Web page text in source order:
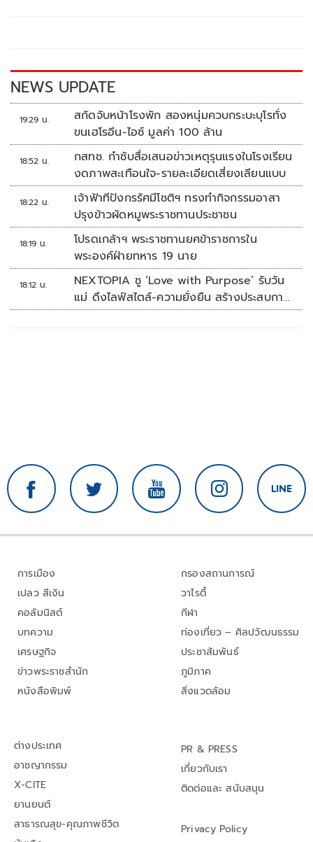
k k
NEWS UPDATE
19:29 น.
สกัดจับหน้าโรงพัก สองหนุ่มควบกระบะบุโรทั่ง
ขนเฮโรอีน-ไอซ์ มูลค่า 100 ล้าน
18:52 น.
กสทช. กำชับสื่อเสนอข่าวเหตุรุนแรงในโรงเรียน
งดภาพสะเทือนใจ-รายละเอียดเสี่ยงเลียนแบบ
18:22 น.
เจ้าฟ้าทีปังกรรัศมีโชติฯ ทรงทำกิจกรรมอาสา
ปรุงข้าวผัดหมูพระราชทานประชาชน
18:19 น.
โปรดเกล้าฯ พระราชทานยศข้าราชการใน
พระองค์ฝ่ายทหาร 19 นาย
18:12 น.
NEXTOPIA ชู ‘Love with Purpose’ รับวัน
แม่ ดึงไลฟ์สไตล์-ความยั่งยืน สร้างประสบกา
รณ์ช้อปปิงมีความหมาย
การเมือง
เปลว สีเงิน
คอลัมนิสต์
บทความ
เศรษฐกิจ
ข่าวพระราชสำนัก
หนังสือพิมพ์
กรองสถานการณ์
วาไรตี้
กีฬา
ท่องเที่ยว – ศิลปวัฒนธรรม
ประชาสัมพันธ์
ภูมิภาค
สิ่งแวดล้อม
ต่างประเทศ
อาชญากรรม
X-CITE
ยานยนต์
สาธารณสุข-คุณภาพชีวิต
PR & PRESS
เกี่ยวกับเรา
ติดต่อและ สนับสนุน
Privacy Policy